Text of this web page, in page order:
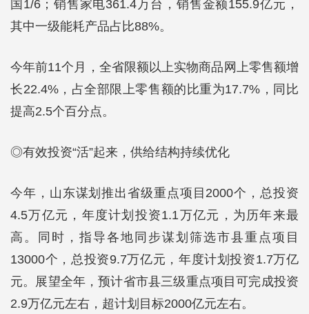
国1/6；销售家电361.4万台，销售金额155.9亿元，
其中一级能耗产品占比88%。
今年前11个月，全省限额以上实物商品网上零售额增
长22.4%，占全部限上零售额的比重为17.7%，同比
提高2.5个百分点。
◎有效投资“活”起来，供给结构持续优化
今年，山东谋划推出省级重点项目2000个，总投资
4.5万亿元，年度计划投资1.1万亿元，为历年来最
高。同时，指导各地同步谋划筛选市县重点项目
13000个，总投资9.7万亿元，年度计划投资1.7万亿
元。展望全年，预计省市县三级重点项目可完成投资
2.9万亿元左右，超计划目标2000亿元左右。